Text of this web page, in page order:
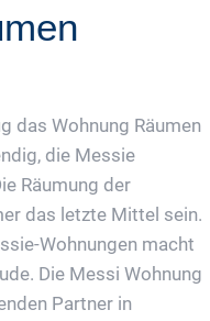
das Wohnung Räumen
die Messie
Räumung der
das letzte Mittel sein.
Wohnungen macht
Die Messi Wohnung
Partner in